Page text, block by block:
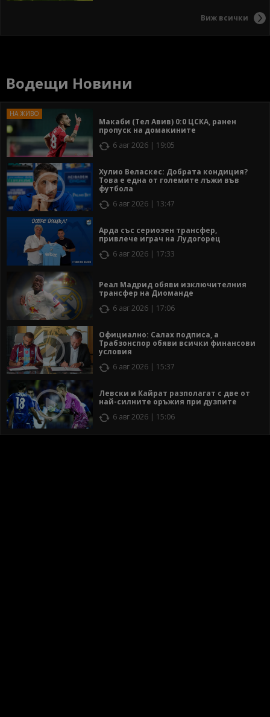
Виж всички
Водещи Новини
Макаби (Тел Авив) 0:0 ЦСКА, ранен
пропуск на домакините
6 авг 2026 | 19:05
Хулио Веласкес: Добрата кондиция?
Това е една от големите лъжи във
футбола
6 авг 2026 | 13:47
Арда със сериозен трансфер,
привлече играч на Лудогорец
6 авг 2026 | 17:33
Реал Мадрид обяви изключителния
трансфер на Диоманде
6 авг 2026 | 17:06
Официално: Салах подписа, а
Трабзонспор обяви всички финансови
условия
6 авг 2026 | 15:37
Левски и Кайрат разполагат с две от
най-силните оръжия при дузпите
6 авг 2026 | 15:06